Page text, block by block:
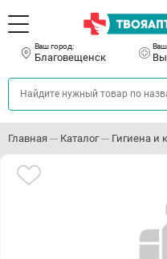
Ваш город:
Благовещенск
Главная Каталог Гигиена и